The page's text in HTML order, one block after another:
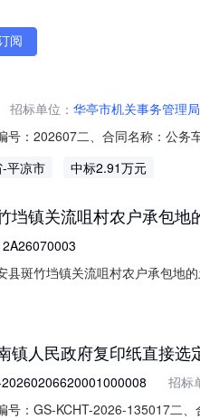
阅
招标单位： 华亭市机关事务管理局
号：202607二、合同名称：公务
：4754.75规格型号（或服务要求
-平凉市 中标2.91万元
垱镇关流咀村农户承包地
县斑竹垱镇关流咀村农户承包地
在线自由竞价正向加价幅度：
镇人民政府复印纸直接
招标
号：GS-KCHT-2026-135017二